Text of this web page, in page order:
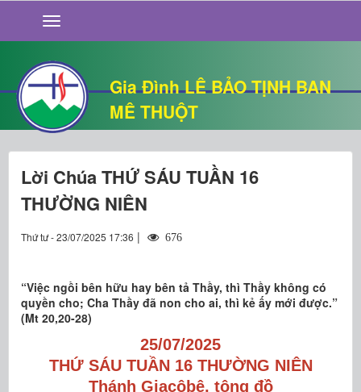
Gia Đình LÊ BẢO TỊNH BAN
MÊ THUỘT
GIỚI THIỆU
TIN TỨC
SỐNG ĐẠO
CHUYỆN NHÀ
QUÁN VĂN
THƯ GIÃN
Lời Chúa THỨ SÁU TUẦN 16
THƯỜNG NIÊN
Thứ tư - 23/07/2025 17:36 | 676
“Việc ngồi bên hữu hay bên tả Thầy, thì Thầy không có
quyền cho; Cha Thầy đã non cho ai, thì kẻ ấy mới được.”
(Mt 20,20-28)
25/07/2025
THỨ SÁU TUẦN 16 THƯỜNG NIÊN
Thánh Giacôbê, tông đồ